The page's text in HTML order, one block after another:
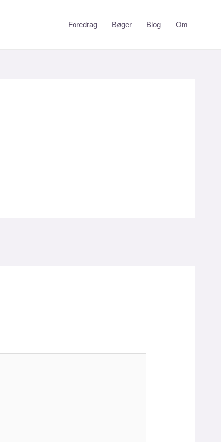
Foredrag Bøger Blog Om